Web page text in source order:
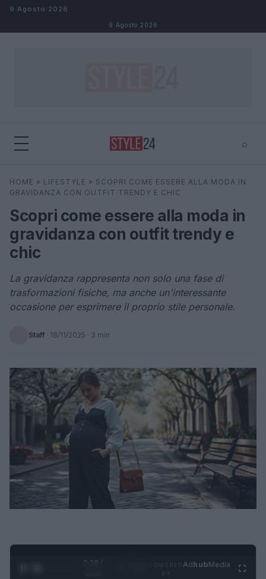
Salta al contenuto
9 Agosto 2026
9 Agosto 2026
⌕
Cerca ⌕ ×
HOME » LIFESTYLE » SCOPRI COME ESSERE ALLA MODA IN
GRAVIDANZA CON OUTFIT TRENDY E CHIC
Scopri come essere alla moda in
gravidanza con outfit trendy e
chic
La gravidanza rappresenta non solo una fase di
trasformazioni fisiche, ma anche un'interessante
occasione per esprimere il proprio stile personale.
Staff · 18/11/2025 · 3 min
0:29 /
AdhubMedia